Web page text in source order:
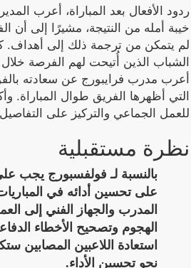
ردود الأفعال بعد المباراة، أعرب
خيبة أمله من النتيجة، مشيرًا إلى أن
لم يتمكن من ترجمة ذلك إلى أهداف.
الشباب الذين أُتيحت لهم الفرصة خلال
أعرب مدرب فرايبورج عن سعادته
التي أظهرها الفريق طوال المباراة.
للعمل الجماعي والتركيز على
نظرة مستقبلية
بالنسبة لـ فولفسبورج يجب
على تحسين أدائه في
المدرب والجهاز الفني إلى
الهجوم وتصحيح الأخطاء
استعادة اللاعبين المصابين
نحو تحسين الأداء.